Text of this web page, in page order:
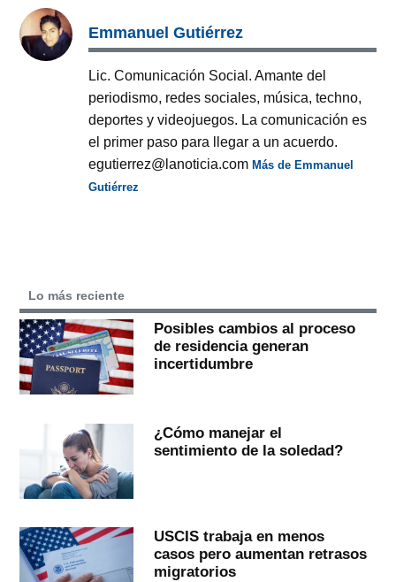
Emmanuel Gutiérrez
Lic. Comunicación Social. Amante del
periodismo, redes sociales, música, techno,
deportes y videojuegos. La comunicación es
el primer paso para llegar a un acuerdo.
egutierrez@lanoticia.comMás de Emmanuel
Gutiérrez
Lo más reciente
Posibles cambios al proceso
de residencia generan
incertidumbre
¿Cómo manejar el
sentimiento de la soledad?
USCIS trabaja en menos
casos pero aumentan retrasos
migratorios